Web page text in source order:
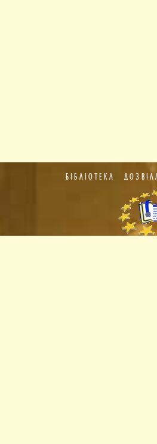
БІБЛІОТЕКА